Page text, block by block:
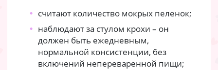
считают количество мокрых пеленок;
наблюдают за стулом крохи – он
должен быть ежедневным,
нормальной консистенции, без
включений непереваренной пищи;